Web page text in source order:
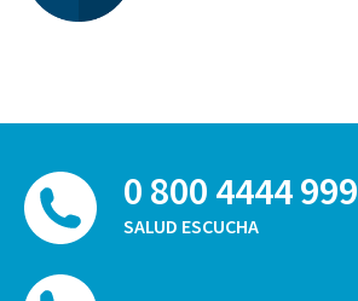
0 800 4444 999
SALUD ESCUCHA